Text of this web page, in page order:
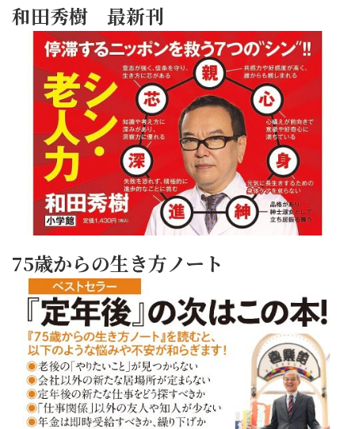
和田秀樹 最新刊
75歳からの生き方ノート